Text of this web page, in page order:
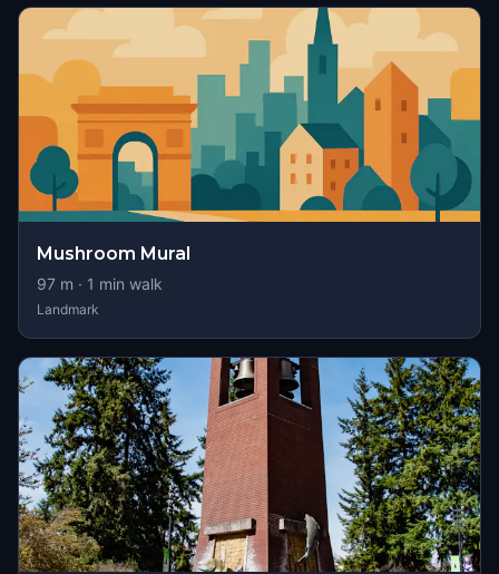
Mushroom Mural
97 m · 1 min walk
Landmark